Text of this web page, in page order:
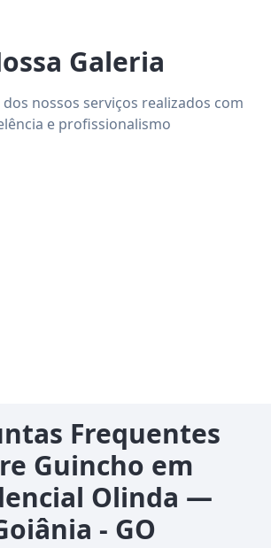
Galeria
nossos serviços realizados com
e profissionalismo
Frequentes
Guincho em
Olinda —
- GO